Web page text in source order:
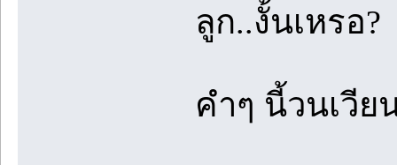
ลูก..งั้นเหรอ?
คำๆ นี้วนเวี